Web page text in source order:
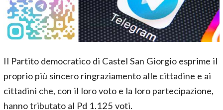
Il Partito democratico di Castel San Giorgio esprime il
proprio più sincero ringraziamento alle cittadine e ai
cittadini che, con il loro voto e la loro partecipazione,
hanno tributato al Pd 1.125 voti.